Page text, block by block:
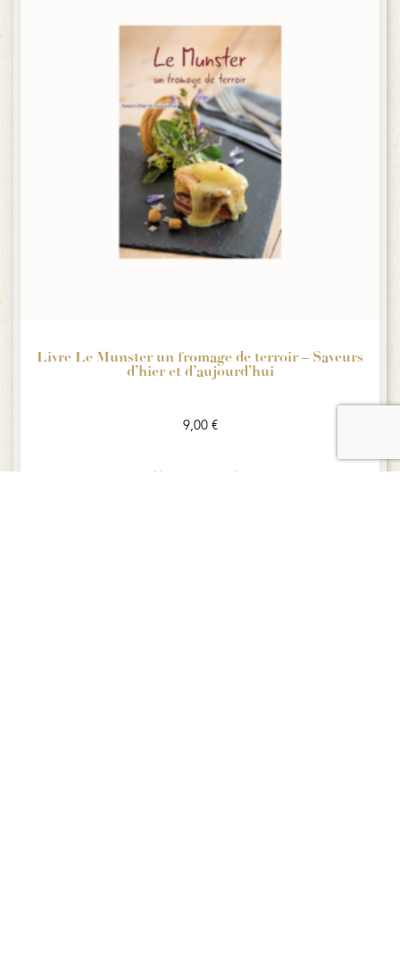
Livre Le Munster un fromage de terroir – Saveurs
d’hier et d’aujourd’hui
9,00 €
Ajouter au panier